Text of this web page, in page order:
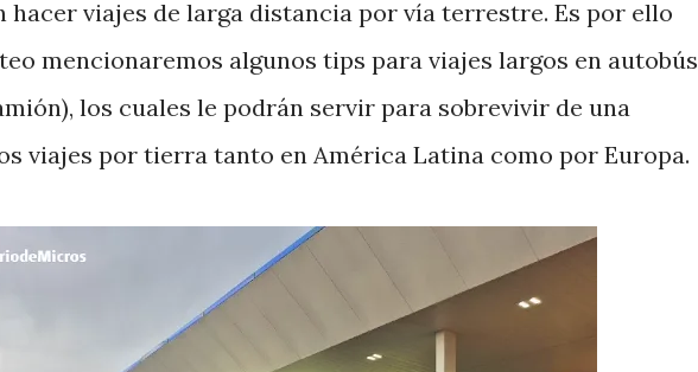
hacer viajes de larga distancia por vía terrestre. Es por ello
mencionaremos algunos tips para viajes largos en autobús
los cuales le podrán servir para sobrevivir de una
viajes por tierra tanto en América Latina como por Europa.